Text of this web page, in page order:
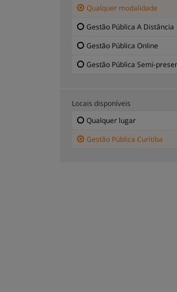
Qualquer modalidade
Gestão Pública A Distância
Gestão Pública Online
Gestão Pública Semi-
Locais disponíveis
Qualquer lugar
Gestão Pública Curitiba